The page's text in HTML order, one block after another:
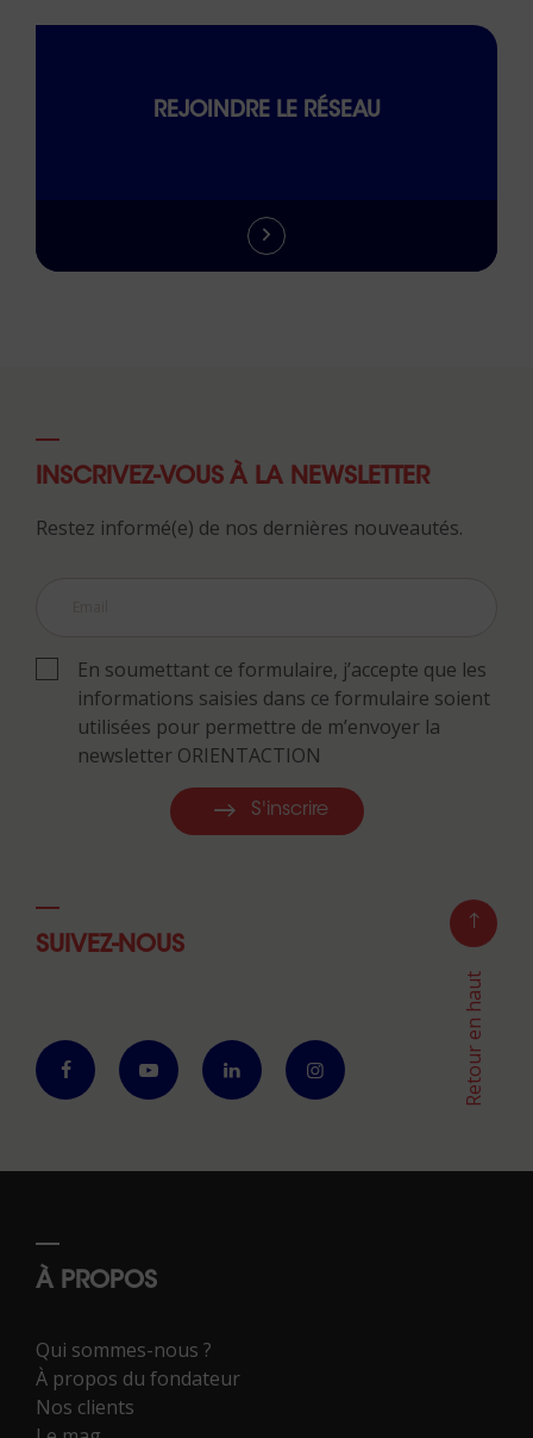
REJOINDRE LE RÉSEAU
INSCRIVEZ-VOUS À LA NEWSLETTER
Restez informé(e) de nos dernières nouveautés.
En soumettant ce formulaire, j’accepte que les
informations saisies dans ce formulaire soient
utilisées pour permettre de m’envoyer la
newsletter ORIENTACTION
S'inscrire
SUIVEZ-NOUS
Retour en haut
À PROPOS
Qui sommes-nous ?
À propos du fondateur
Nos clients